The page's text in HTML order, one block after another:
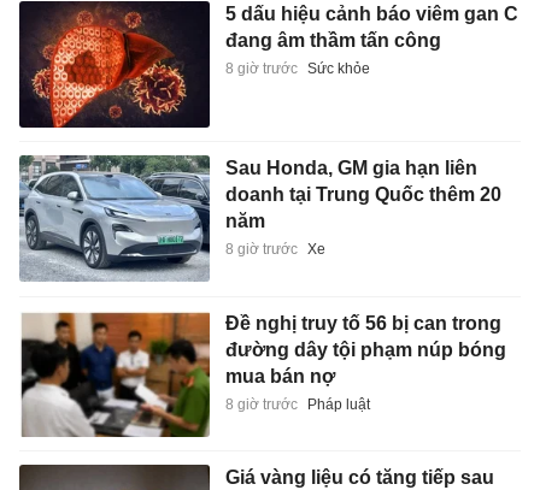
5 dấu hiệu cảnh báo viêm gan C
đang âm thầm tấn công
8 giờ trước Sức khỏe
Sau Honda, GM gia hạn liên
doanh tại Trung Quốc thêm 20
năm
8 giờ trước Xe
Đề nghị truy tố 56 bị can trong
đường dây tội phạm núp bóng
mua bán nợ
8 giờ trước Pháp luật
Giá vàng liệu có tăng tiếp sau